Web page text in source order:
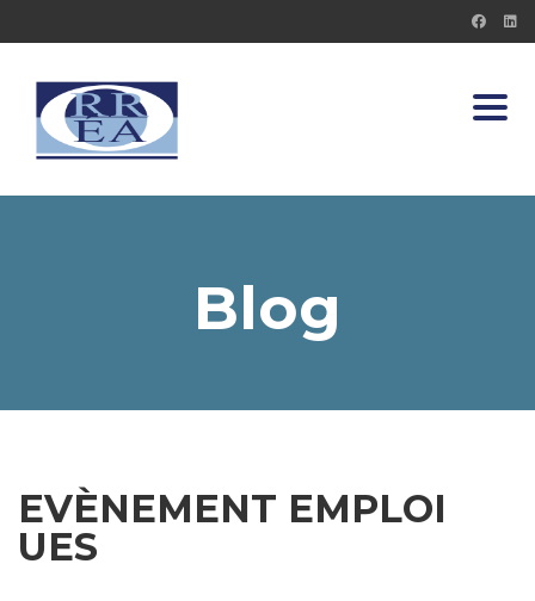
Blog
EVÈNEMENT EMPLOI
UES